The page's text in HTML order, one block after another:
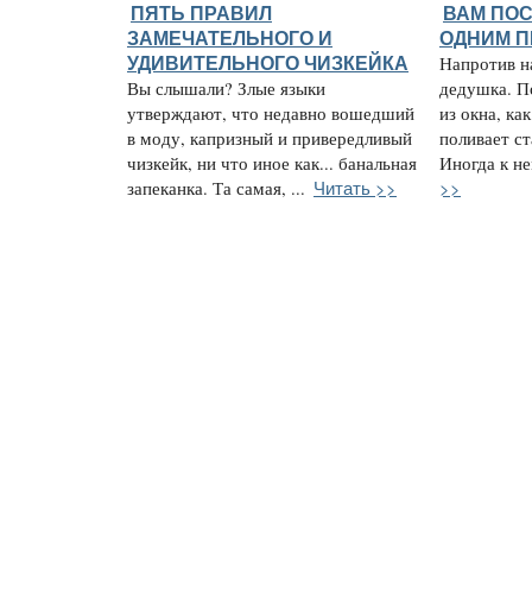
ПЯТЬ ПРАВИЛ
ЗАМЕЧАТЕЛЬНОГО И
УДИВИТЕЛЬНОГО ЧИЗКЕЙКА
Вы слышали? Злые языки
утверждают, что недавно вошедший
в моду, капризный и привередливый
чизкейк, ни что иное как... банальная
запеканка. Та самая, ... Читать >>
ВАМ
ОДНИМ
Напротив
дедушка.
из окна,
поливает
Иногда к
>>